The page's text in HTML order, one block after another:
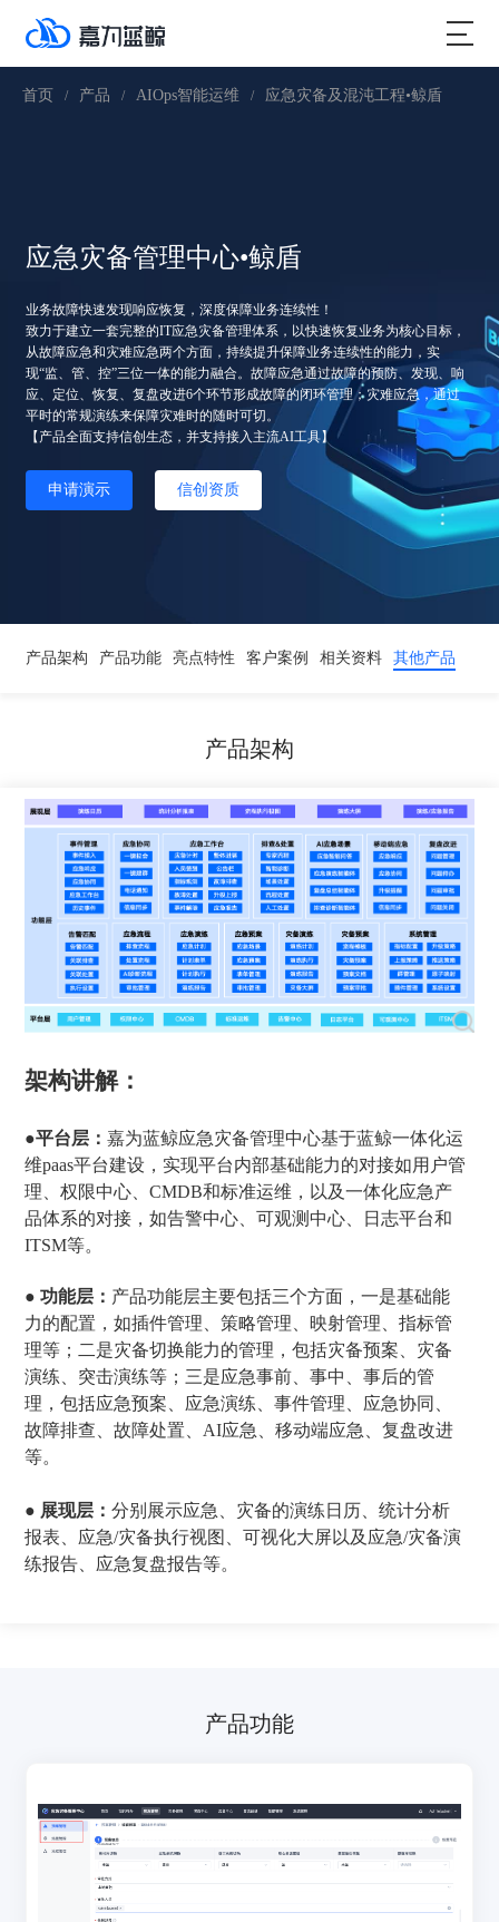
首页 / 产品 / AIOps智能运维 / 应急灾备及混沌工程•鲸盾
应急灾备管理中心•鲸盾
业务故障快速发现响应恢复，深度保障业务连续性！
致力于建立一套完整的IT应急灾备管理体系，以快速恢复业务为核心目标，
从故障应急和灾难应急两个方面，持续提升保障业务连续性的能力，实
现“监、管、控”三位一体的能力融合。故障应急通过故障的预防、发现、响
应、定位、恢复、复盘改进6个环节形成故障的闭环管理；灾难应急，通过
平时的常规演练来保障灾难时的随时可切。
【产品全面支持信创生态，并支持接入主流AI工具】
申请演示 信创资质
产品架构 产品功能 亮点特性 客户案例 相关资料 其他产品
产品架构
架构讲解：
●平台层 ：嘉为蓝鲸应急灾备管理中心基于蓝鲸一体化运
维paas平台建设，实现平台内部基础能力的对接如用户管
理、权限中心、CMDB和标准运维，以及一体化应急产
品体系的对接，如告警中心、可观测中心、日志平台和
ITSM等。
●功能层： 产品功能层主要包括三个方面，一是基础能
力的配置，如插件管理、策略管理、映射管理、指标管
理等；二是灾备切换能力的管理，包括灾备预案、灾备
演练、突击演练等；三是应急事前、事中、事后的管
理，包括应急预案、应急演练、事件管理、应急协同、
故障排查、故障处置、AI应急、移动端应急、复盘改进
等。
● 展现层 ：分别展示应急、灾备的演练日历、统计分析
报表、应急/灾备执行视图、可视化大屏以及应急/灾备演
练报告、应急复盘报告等。
产品功能